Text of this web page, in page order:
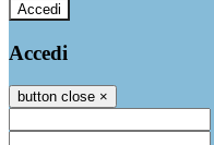
Accedi
Accedi
button close ×